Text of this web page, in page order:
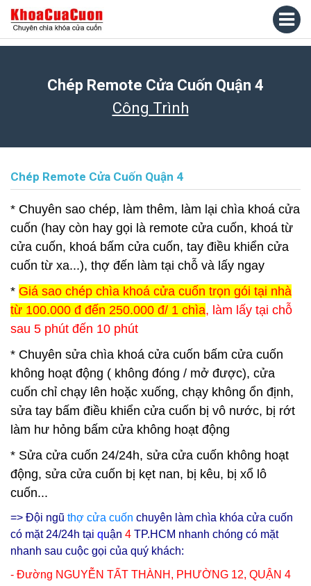
Chép Remote Cửa Cuốn Quận 4
Công Trình
Chép Remote Cửa Cuốn Quận 4
* Chuyên sao chép, làm thêm, làm lại chìa khoá cửa
cuốn (hay còn hay gọi là remote cửa cuốn, khoá từ
cửa cuốn, khoá bấm cửa cuốn, tay điều khiển cửa
cuốn từ xa...), thợ đến làm tại chỗ và lấy ngay
* Giá sao chép chìa khoá cửa cuốn trọn gói tại nhà
từ 100.000 đ đến 250.000 đ/ 1 chìa, làm lấy tại chỗ
sau 5 phút đến 10 phút
* Chuyên sửa chìa khoá cửa cuốn bấm cửa cuốn
không hoạt động ( không đóng / mở được), cửa
cuốn chỉ chạy lên hoặc xuống, chạy không ổn định,
sửa tay bấm điều khiển cửa cuốn bị vô nước, bị rớt
làm hư hỏng bấm cửa không hoạt động
* Sửa cửa cuốn 24/24h, sửa cửa cuốn không hoạt
động, sửa cửa cuốn bị kẹt nan, bị kêu, bị xổ lô
cuốn...
=> Đội ngũ thợ cửa cuốn chuyên làm chìa khóa cửa cuốn
có mặt 24/24h tại quận 4 TP.HCM nhanh chóng có mặt
nhanh sau cuộc gọi của quý khách:
- Đường NGUYỄN TẤT THÀNH, PHƯỜNG 12, QUẬN 4